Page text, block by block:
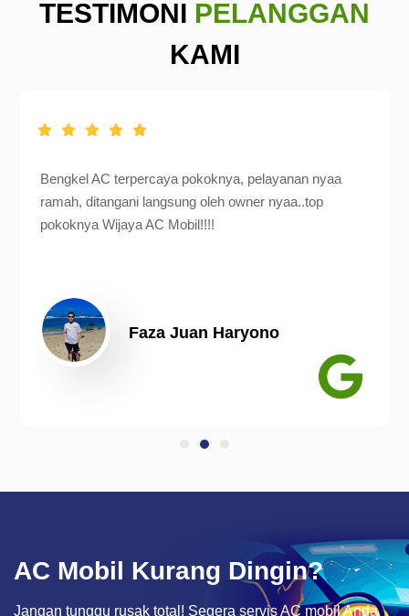
TESTIMONI PELANGGAN
KAMI
Bengkel AC terpercaya pokoknya, pelayanan nyaa
ramah, ditangani langsung oleh owner nyaa..top
pokoknya Wijaya AC Mobil!!!!
Faza Juan Haryono
AC Mobil Kurang Dingin?
Jangan tunggu rusak total! Segera servis AC mobil Anda